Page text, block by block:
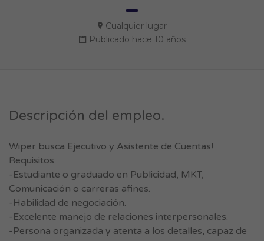
Cualquier lugar
Publicado hace 10 años
Descripción del empleo.
Wiper busca Ejecutivo y Asistente de Cuentas!
Requisitos:
-Estudiante o graduado en Publicidad, MKT,
Comunicación o carreras afines.
-Habilidad de negociación.
-Excelente manejo de relaciones interpersonales.
-Persona organizada y atenta a los detalles, capaz de